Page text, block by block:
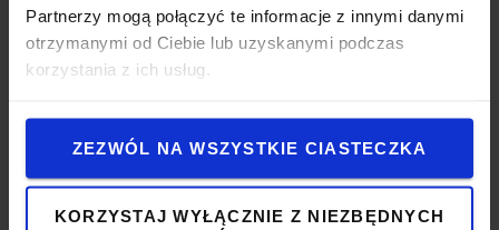
Partnerzy mogą połączyć te informacje z innymi danymi
otrzymanymi od Ciebie lub uzyskanymi podczas
korzystania z ich usług.
ZEZWÓL NA WSZYSTKIE CIASTECZKA
KORZYSTAJ WYŁĄCZNIE Z NIEZBĘDNYCH